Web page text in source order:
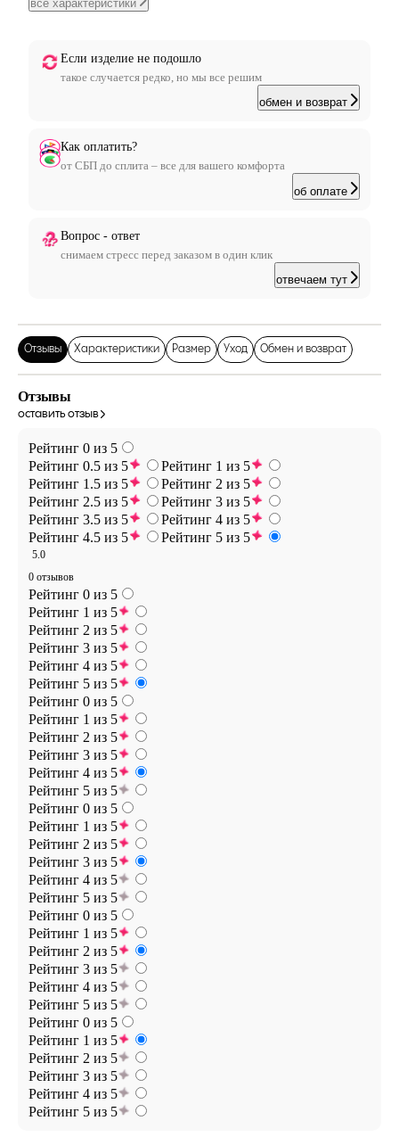
все характеристики
Если изделие не подошло
такое случается редко, но мы все решим
обмен и возврат
Как оплатить?
от СБП до сплита – все для вашего комфорта
об оплате
Вопрос - ответ
снимаем стресс перед заказом в один клик
отвечаем тут
Отзывы Характеристики Размер Уход Обмен и возврат
Отзывы
оставить отзыв
Рейтинг 0 из 5
Рейтинг 0.5 из 5
Рейтинг 1 из 5
Рейтинг 1.5 из 5
Рейтинг 2 из 5
Рейтинг 2.5 из 5
Рейтинг 3 из 5
Рейтинг 3.5 из 5
Рейтинг 4 из 5
Рейтинг 4.5 из 5
Рейтинг 5 из 5
5.0
0 отзывов
Рейтинг 0 из 5
Рейтинг 1 из 5
Рейтинг 2 из 5
Рейтинг 3 из 5
Рейтинг 4 из 5
Рейтинг 5 из 5
Рейтинг 0 из 5
Рейтинг 1 из 5
Рейтинг 2 из 5
Рейтинг 3 из 5
Рейтинг 4 из 5
Рейтинг 5 из 5
Рейтинг 0 из 5
Рейтинг 1 из 5
Рейтинг 2 из 5
Рейтинг 3 из 5
Рейтинг 4 из 5
Рейтинг 5 из 5
Рейтинг 0 из 5
Рейтинг 1 из 5
Рейтинг 2 из 5
Рейтинг 3 из 5
Рейтинг 4 из 5
Рейтинг 5 из 5
Рейтинг 0 из 5
Рейтинг 1 из 5
Рейтинг 2 из 5
Рейтинг 3 из 5
Рейтинг 4 из 5
Рейтинг 5 из 5